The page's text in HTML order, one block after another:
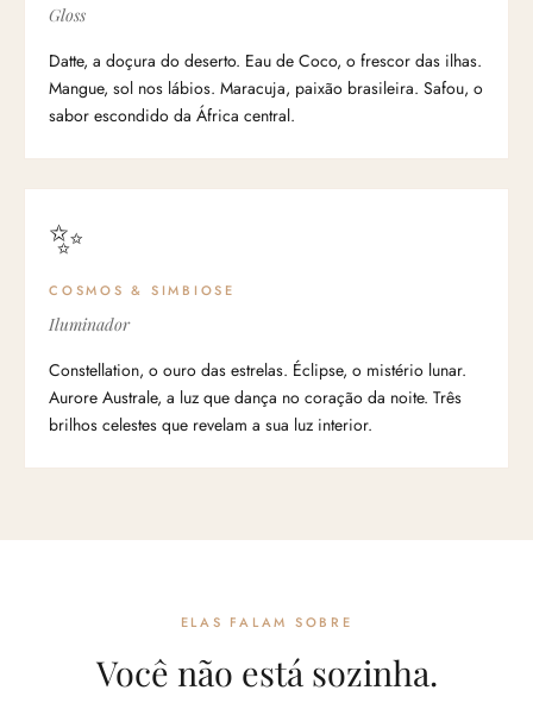
Gloss
Datte, a doçura do deserto. Eau de Coco, o frescor das ilhas.
Mangue, sol nos lábios. Maracuja, paixão brasileira. Safou, o
sabor escondido da África central.
✨
COSMOS & SIMBIOSE
Iluminador
Constellation, o ouro das estrelas. Éclipse, o mistério lunar.
Aurore Australe, a luz que dança no coração da noite. Três
brilhos celestes que revelam a sua luz interior.
ELAS FALAM SOBRE
Você não está sozinha.